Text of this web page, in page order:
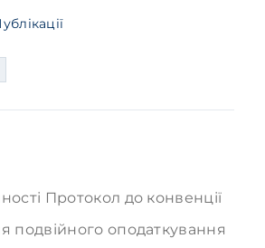
Протокол до конвенції
подвійного оподаткування